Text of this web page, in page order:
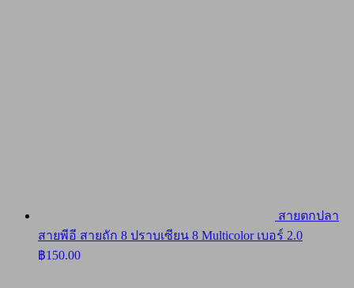
สายตกปลา
สายพีอี สายถัก 8 ปราบเซียน 8 Multicolor เบอร์ 2.0
฿150.00